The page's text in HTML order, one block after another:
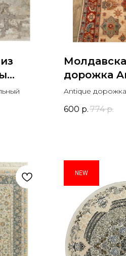
дорожка
дорожка
Antique дорожка
600 р. 774 р.
NEW